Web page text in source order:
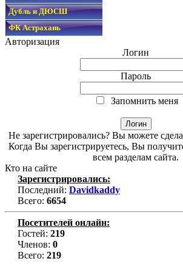
Дубль и ДЮСШ
ФК Астрахань
Авторизация
Логин
Пароль
Запомнить меня
Не зарегистрировались? Вы можете
Когда Вы зарегистрируетесь, Вы
всем разделам сайта.
Кто на сайте
Зарегистрировались:
Последний: Davidkaddy
Всего: 6654
Посетителей онлайн:
Гостей: 219
Членов: 0
Всего: 219